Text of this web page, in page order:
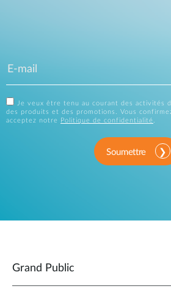
Je veux être tenu au courant des activités
des produits et des promotions. Vous
acceptez notre
Politique de confidentialité
Soumettre
Grand Public